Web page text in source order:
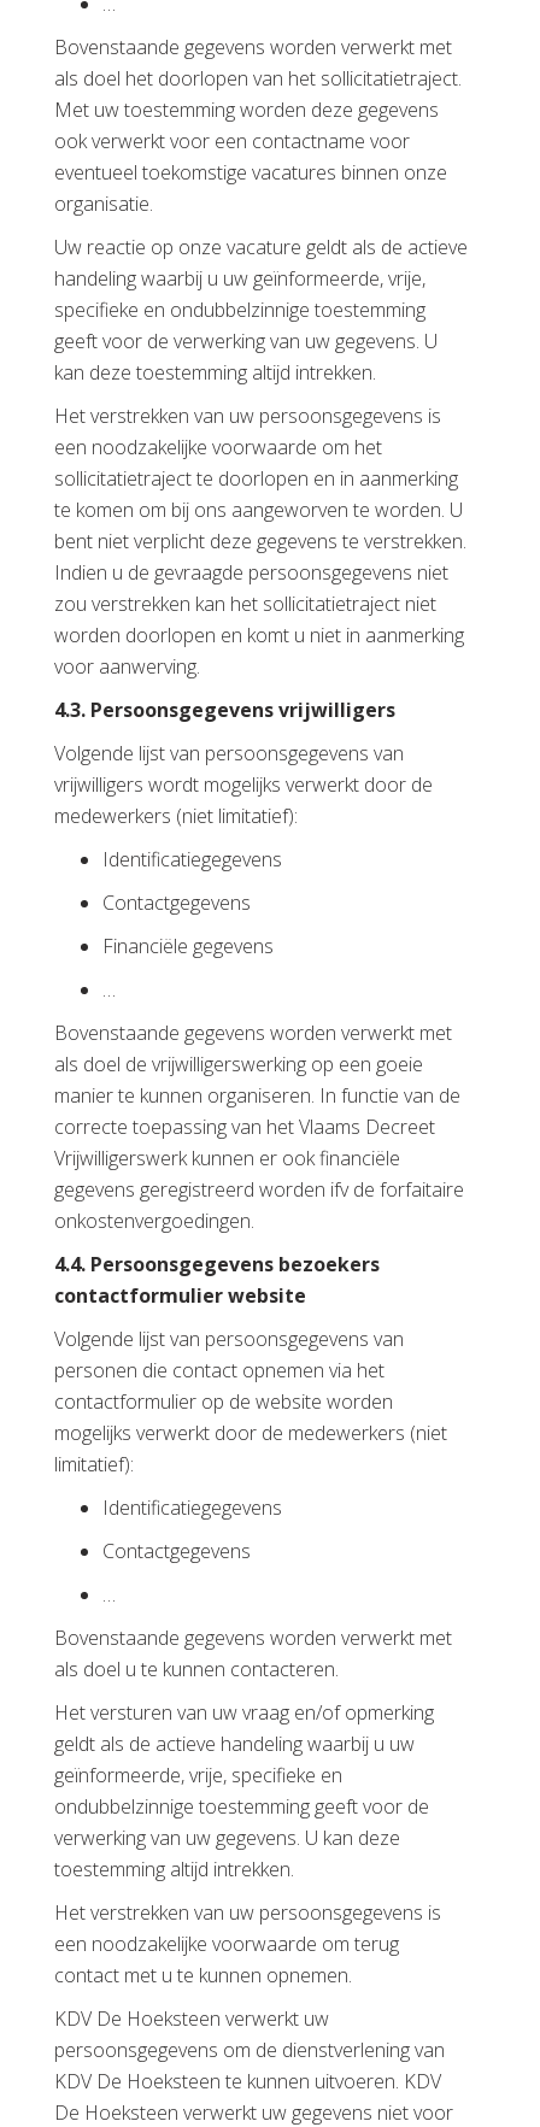
Bovenstaande gegevens worden verwerkt met
als doel het doorlopen van het sollicitatietraject.
Met uw toestemming worden deze gegevens
ook verwerkt voor een contactname voor
eventueel toekomstige vacatures binnen onze
organisatie.
Uw reactie op onze vacature geldt als de actieve
handeling waarbij u uw geïnformeerde, vrije,
specifieke en ondubbelzinnige toestemming
geeft voor de verwerking van uw gegevens. U
kan deze toestemming altijd intrekken.
Het verstrekken van uw persoonsgegevens is
een noodzakelijke voorwaarde om het
sollicitatietraject te doorlopen en in aanmerking
te komen om bij ons aangeworven te worden. U
bent niet verplicht deze gegevens te verstrekken.
Indien u de gevraagde persoonsgegevens niet
zou verstrekken kan het sollicitatietraject niet
worden doorlopen en komt u niet in aanmerking
voor aanwerving.
4.3. Persoonsgegevens vrijwilligers
Volgende lijst van persoonsgegevens van
vrijwilligers wordt mogelijks verwerkt door de
medewerkers (niet limitatief):
Identificatiegegevens
Contactgegevens
Financiële gegevens
…
Bovenstaande gegevens worden verwerkt met
als doel de vrijwilligerswerking op een goeie
manier te kunnen organiseren. In functie van de
correcte toepassing van het Vlaams Decreet
Vrijwilligerswerk kunnen er ook financiële
gegevens geregistreerd worden ifv de forfaitaire
onkostenvergoedingen.
4.4. Persoonsgegevens bezoekers
contactformulier website
Volgende lijst van persoonsgegevens van
personen die contact opnemen via het
contactformulier op de website worden
mogelijks verwerkt door de medewerkers (niet
limitatief):
Identificatiegegevens
Contactgegevens
…
Bovenstaande gegevens worden verwerkt met
als doel u te kunnen contacteren.
Het versturen van uw vraag en/of opmerking
geldt als de actieve handeling waarbij u uw
geïnformeerde, vrije, specifieke en
ondubbelzinnige toestemming geeft voor de
verwerking van uw gegevens. U kan deze
toestemming altijd intrekken.
Het verstrekken van uw persoonsgegevens is
een noodzakelijke voorwaarde om terug
contact met u te kunnen opnemen.
KDV De Hoeksteen verwerkt uw
persoonsgegevens om de dienstverlening van
KDV De Hoeksteen te kunnen uitvoeren. KDV
De Hoeksteen verwerkt uw gegevens niet voor